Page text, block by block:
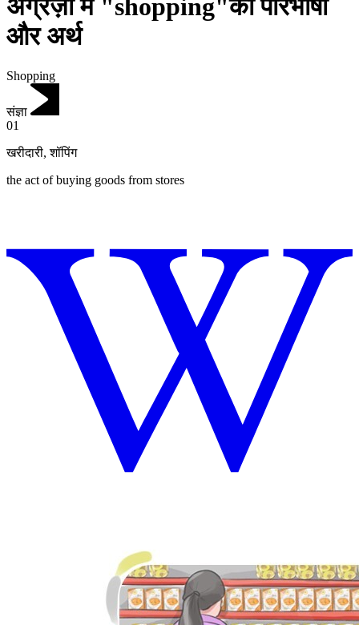
अंग्रेज़ी में "shopping"की परिभाषा
और अर्थ
Shopping
संज्ञा
01
खरीदारी,शॉपिंग
the act of buying goods from stores